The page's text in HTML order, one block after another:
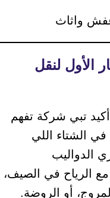
الأول لنقل
تبي شركة تفهم
في الشتاء اللي
الدواليب
مع الرياح في الصيف،
أو الروضة.